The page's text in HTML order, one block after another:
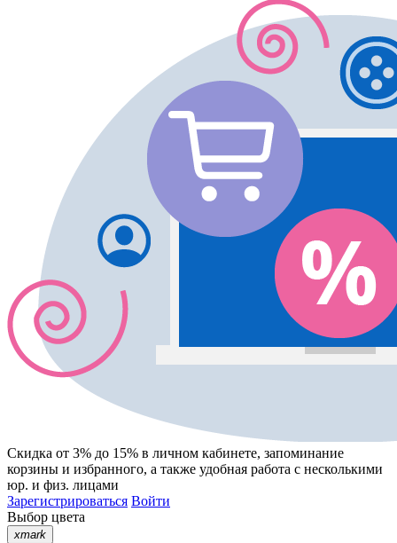
Скидка от 3% до 15% в личном кабинете, запоминание
корзины и избранного, а также удобная работа с несколькими
юр. и физ. лицами
Зарегистрироваться Войти
Выбор цвета
xmark